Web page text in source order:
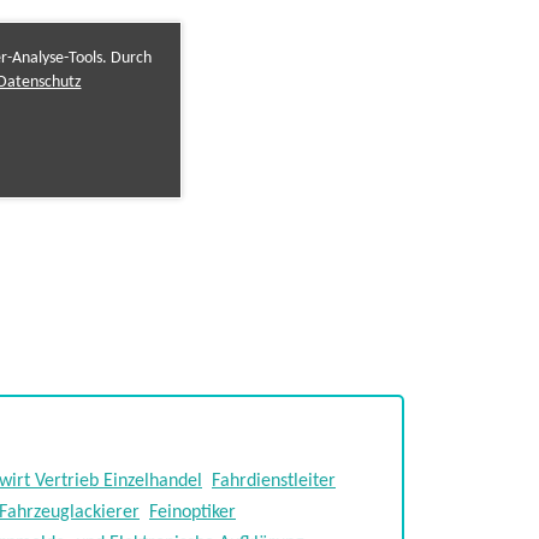
Vertrieb Einzelhandel
Fahrdienstleiter
Fahrzeuglackierer Feinoptiker
Analyse-Tools. Durch